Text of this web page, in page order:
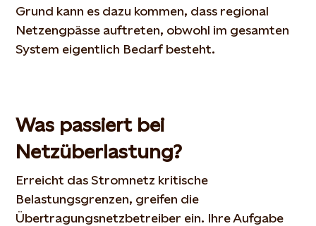
Grund kann es dazu kommen, dass regional
Netzengpässe auftreten, obwohl im gesamten
System eigentlich Bedarf besteht.
Was passiert bei
Netzüberlastung?
Erreicht das Stromnetz kritische
Belastungsgrenzen, greifen die
Übertragungsnetzbetreiber ein. Ihre Aufgabe